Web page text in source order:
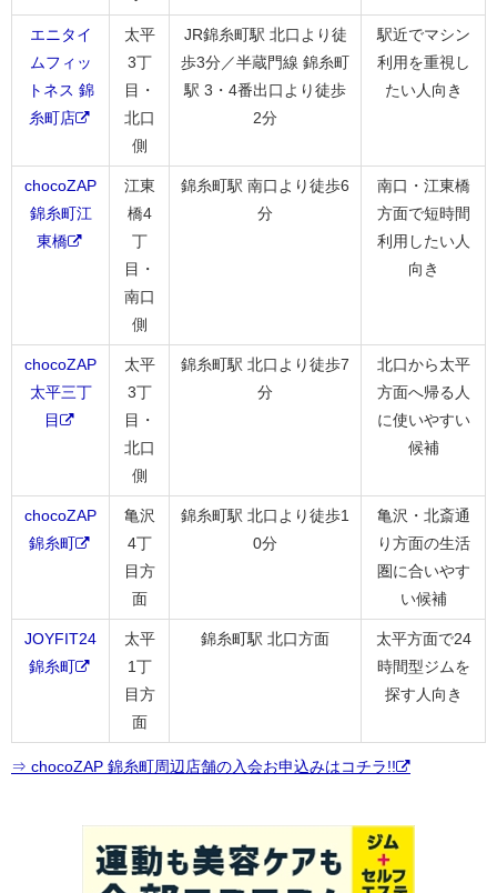
エニタイ
ムフィッ
トネス 錦
糸町店
太平
3丁
目・
北口
側
JR錦糸町駅 北口より徒
歩3分／半蔵門線 錦糸町
駅 3・4番出口より徒歩
2分
駅近でマシン
利用を重視し
たい人向き
chocoZAP
錦糸町江
東橋
江東
橋4
丁
目・
南口
側
錦糸町駅 南口より徒歩6
分
南口・江東橋
方面で短時間
利用したい人
向き
chocoZAP
太平三丁
目
太平
3丁
目・
北口
側
錦糸町駅 北口より徒歩7
分
北口から太平
方面へ帰る人
に使いやすい
候補
chocoZAP
錦糸町
亀沢
4丁
目方
面
錦糸町駅 北口より徒歩1
0分
亀沢・北斎通
り方面の生活
圏に合いやす
い候補
JOYFIT24
錦糸町
太平
1丁
目方
面
錦糸町駅 北口方面
太平方面で24
時間型ジムを
探す人向き
⇒ chocoZAP 錦糸町周辺店舗の入会お申込みはコチラ!!